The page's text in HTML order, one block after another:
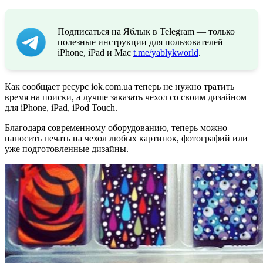
Подписаться на Яблык в Telegram — только
полезные инструкции для пользователей
iPhone, iPad и Mac t.me/yablykworld.
Как сообщает ресурс iok.com.ua теперь не нужно тратить
время на поиски, а лучше заказать чехол со своим дизайном
для iPhone, iPad, iPod Touch.
Благодаря современному оборудованию, теперь можно
наносить печать на чехол любых картинок, фотографий или
уже подготовленные дизайны.